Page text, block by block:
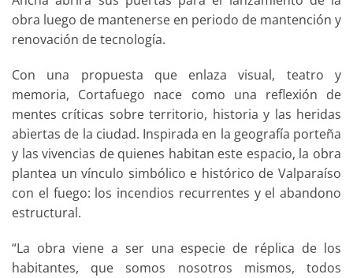
obra luego de mantenerse en periodo de mantención y
renovación de tecnología.
Con una propuesta que enlaza visual, teatro y
memoria, Cortafuego nace como una reflexión de
mentes críticas sobre territorio, historia y las heridas
abiertas de la ciudad. Inspirada en la geografía porteña
y las vivencias de quienes habitan este espacio, la obra
plantea un vínculo simbólico e histórico de Valparaíso
con el fuego: los incendios recurrentes y el abandono
estructural.
“La obra viene a ser una especie de réplica de los
habitantes, que somos nosotros mismos, todos